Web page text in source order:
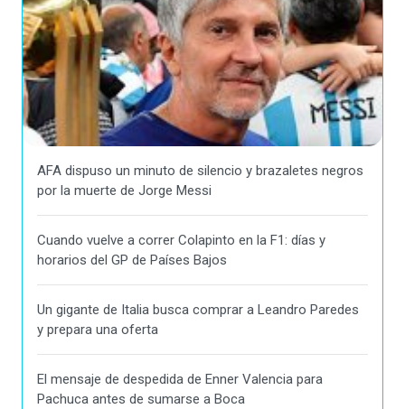
AFA dispuso un minuto de silencio y brazaletes negros
por la muerte de Jorge Messi
Cuando vuelve a correr Colapinto en la F1: días y
horarios del GP de Países Bajos
Un gigante de Italia busca comprar a Leandro Paredes
y prepara una oferta
El mensaje de despedida de Enner Valencia para
Pachuca antes de sumarse a Boca